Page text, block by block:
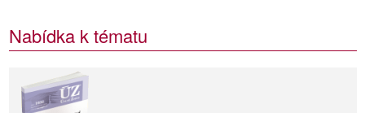
Nabídka k tématu